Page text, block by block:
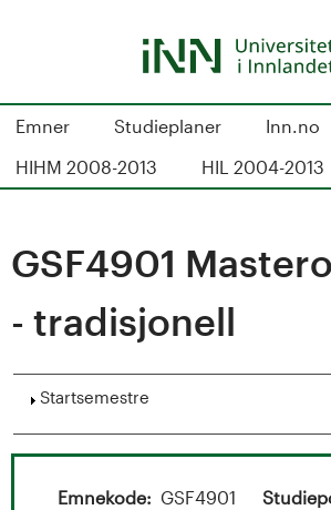
S
d
a
Emner Studieplaner
Inn.no
HIHM 2008-2013
HIL 2004-2013
GSF4901
- tradisjonell
Vis
Startsemestre
Emnekode GSF4901